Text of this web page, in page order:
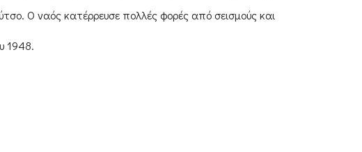
Ο ναός κατέρρευσε πολλές φορές από σεισμούς και
1948.